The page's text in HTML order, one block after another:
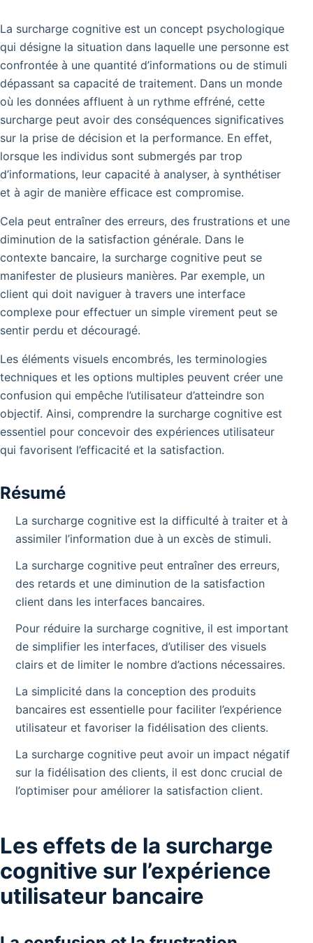
La surcharge cognitive est un concept psychologique
qui désigne la situation dans laquelle une personne est
confrontée à une quantité d’informations ou de stimuli
dépassant sa capacité de traitement. Dans un monde
où les données affluent à un rythme effréné, cette
surcharge peut avoir des conséquences significatives
sur la prise de décision et la performance. En effet,
lorsque les individus sont submergés par trop
d’informations, leur capacité à analyser, à synthétiser
et à agir de manière efficace est compromise.
Cela peut entraîner des erreurs, des frustrations et une
diminution de la satisfaction générale. Dans le
contexte bancaire, la surcharge cognitive peut se
manifester de plusieurs manières. Par exemple, un
client qui doit naviguer à travers une interface
complexe pour effectuer un simple virement peut se
sentir perdu et découragé.
Les éléments visuels encombrés, les terminologies
techniques et les options multiples peuvent créer une
confusion qui empêche l’utilisateur d’atteindre son
objectif. Ainsi, comprendre la surcharge cognitive est
essentiel pour concevoir des expériences utilisateur
qui favorisent l’efficacité et la satisfaction.
Résumé
La surcharge cognitive est la difficulté à traiter et à
assimiler l’information due à un excès de stimuli.
La surcharge cognitive peut entraîner des erreurs,
des retards et une diminution de la satisfaction
client dans les interfaces bancaires.
Pour réduire la surcharge cognitive, il est important
de simplifier les interfaces, d’utiliser des visuels
clairs et de limiter le nombre d’actions nécessaires.
La simplicité dans la conception des produits
bancaires est essentielle pour faciliter l’expérience
utilisateur et favoriser la fidélisation des clients.
La surcharge cognitive peut avoir un impact négatif
sur la fidélisation des clients, il est donc crucial de
l’optimiser pour améliorer la satisfaction client.
Les effets de la surcharge
cognitive sur l’expérience
utilisateur bancaire